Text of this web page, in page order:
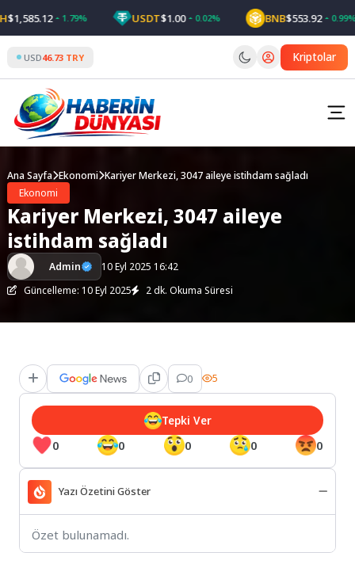
to
content
1.79% USDT$1.00 0.02% BNB$553.92 0.99%
USD46.73 TRY Kriptolar
Ana Sayfa Ekonomi Kariyer Merkezi, 3047 aileye istihdam sağladı
Ekonomi
Kariyer Merkezi, 3047 aileye
istihdam sağladı
Admin
10 Eyl 2025 16:42
Güncelleme: 10 Eyl 2025
2 dk. Okuma Süresi
0 5
0 0 0 0 0
Tepki Ver
Yazı Özetini Göster
Özet bulunamadı.